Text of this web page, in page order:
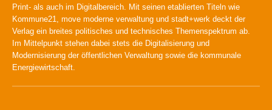
Print- als auch im Digitalbereich. Mit seinen etablierten Titeln wie
Kommune21, move moderne verwaltung und stadt+werk deckt der
Verlag ein breites politisches und technisches Themenspektrum ab.
Im Mittelpunkt stehen dabei stets die Digitalisierung und
Modernisierung der öffentlichen Verwaltung sowie die kommunale
Energiewirtschaft.